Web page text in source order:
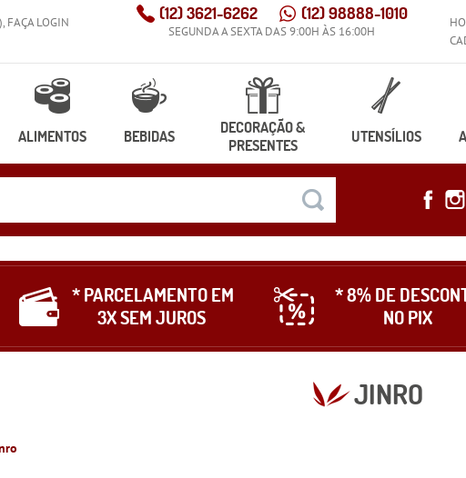
FAÇA LOGIN (12)3621-6262 (12)98888-1010
SEGUNDA A SEXTA DAS 9:00H ÀS 16:00H
ALIMENTOS BEBIDAS
DECORAÇÃO &
PRESENTES
UTENSÍLIOS
* PARCELAMENTO EM
3X SEM JUROS
* 8% DE
NO PIX
JINRO